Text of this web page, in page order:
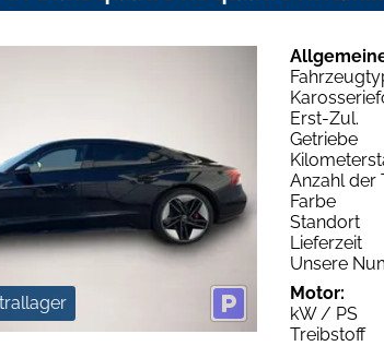
Erst-Zul.
Getriebe
Anzahl der
Farbe
Standort
Lieferzeit
Unsere
Motor:
kW / PS
Treibstoff